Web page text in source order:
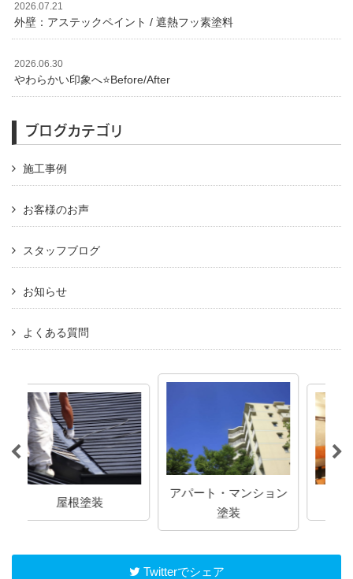
2026.07.21
外壁：アステックペイント / 遮熱フッ素塗料
2026.06.30
やわらかい印象へ⭐️Before/After
ブログカテゴリ
施工事例
お客様のお声
スタッフブログ
お知らせ
よくある質問
塗装
店舗塗装
Twitterでシェア